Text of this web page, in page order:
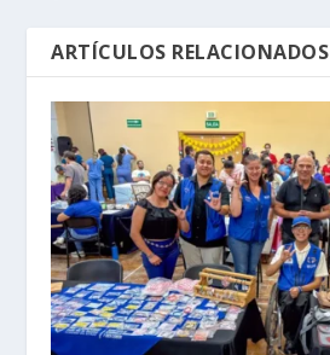
ARTÍCULOS RELACIONADOS